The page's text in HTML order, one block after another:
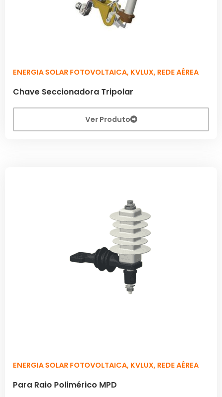
ENERGIA SOLAR FOTOVOLTAICA, KVLUX, REDE AÉREA
Chave Seccionadora Tripolar
Ver Produto
ENERGIA SOLAR FOTOVOLTAICA, KVLUX, REDE AÉREA
Para Raio Polimérico MPD